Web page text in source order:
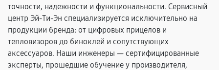
точности, надежности и функциональности. Сервисный
центр Эй-Ти-Эн специализируется исключительно на
продукции бренда: от цифровых прицелов и
тепловизоров до биноклей и сопутствующих
аксессуаров. Наши инженеры — сертифицированные
эксперты, прошедшие обучение у производителя,